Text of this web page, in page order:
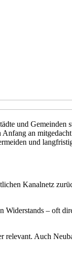
und Gemeinden
an
und
Kanalnetz
Widerstands – oft
Auch